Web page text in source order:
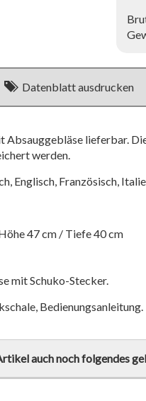
Datenblatt ausdrucken
lieferbar.
werden.
Englisch, Französisch,
47 cm / Tiefe 40 cm
mit Schuko-Stecker.
Bedienungsanleitung.
auch noch folgendes